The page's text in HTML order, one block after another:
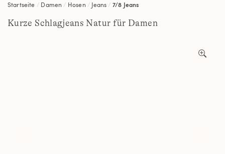
Startseite Damen Hosen Jeans 7/8 Jeans
Kurze Schlagjeans Natur für Damen